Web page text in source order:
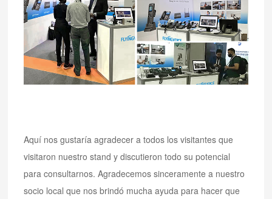
Aquí nos gustaría agradecer a todos los visitantes que
visitaron nuestro stand y discutieron todo su potencial
para consultarnos. Agradecemos sinceramente a nuestro
socio local que nos brindó mucha ayuda para hacer que